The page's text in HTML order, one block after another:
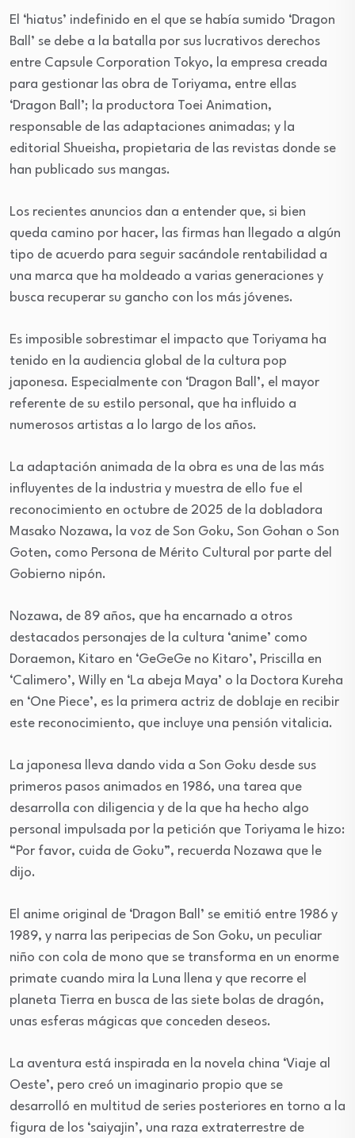
El ‘hiatus’ indefinido en el que se había sumido ‘Dragon
Ball’ se debe a la batalla por sus lucrativos derechos
entre Capsule Corporation Tokyo, la empresa creada
para gestionar las obra de Toriyama, entre ellas
‘Dragon Ball’; la productora Toei Animation,
responsable de las adaptaciones animadas; y la
editorial Shueisha, propietaria de las revistas donde se
han publicado sus mangas.
Los recientes anuncios dan a entender que, si bien
queda camino por hacer, las firmas han llegado a algún
tipo de acuerdo para seguir sacándole rentabilidad a
una marca que ha moldeado a varias generaciones y
busca recuperar su gancho con los más jóvenes.
Es imposible sobrestimar el impacto que Toriyama ha
tenido en la audiencia global de la cultura pop
japonesa. Especialmente con ‘Dragon Ball’, el mayor
referente de su estilo personal, que ha influido a
numerosos artistas a lo largo de los años.
La adaptación animada de la obra es una de las más
influyentes de la industria y muestra de ello fue el
reconocimiento en octubre de 2025 de la dobladora
Masako Nozawa, la voz de Son Goku, Son Gohan o Son
Goten, como Persona de Mérito Cultural por parte del
Gobierno nipón.
Nozawa, de 89 años, que ha encarnado a otros
destacados personajes de la cultura ‘anime’ como
Doraemon, Kitaro en ‘GeGeGe no Kitaro’, Priscilla en
‘Calimero’, Willy en ‘La abeja Maya’ o la Doctora Kureha
en ‘One Piece’, es la primera actriz de doblaje en recibir
este reconocimiento, que incluye una pensión vitalicia.
La japonesa lleva dando vida a Son Goku desde sus
primeros pasos animados en 1986, una tarea que
desarrolla con diligencia y de la que ha hecho algo
personal impulsada por la petición que Toriyama le hizo:
“Por favor, cuida de Goku”, recuerda Nozawa que le
dijo.
El anime original de ‘Dragon Ball’ se emitió entre 1986 y
1989, y narra las peripecias de Son Goku, un peculiar
niño con cola de mono que se transforma en un enorme
primate cuando mira la Luna llena y que recorre el
planeta Tierra en busca de las siete bolas de dragón,
unas esferas mágicas que conceden deseos.
La aventura está inspirada en la novela china ‘Viaje al
Oeste’, pero creó un imaginario propio que se
desarrolló en multitud de series posteriores en torno a la
figura de los ‘saiyajin’, una raza extraterrestre de